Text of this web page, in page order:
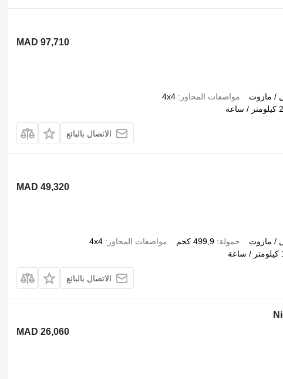
MAD 97,710
/ مازوت مواصفات المحاور
4x4
الاتصال بالبائع
MAD 49,320
/ مازوت حمولة 499,9 كجم مواصفات المحاور
4x4
الاتصال بالبائع
MAD 26,060